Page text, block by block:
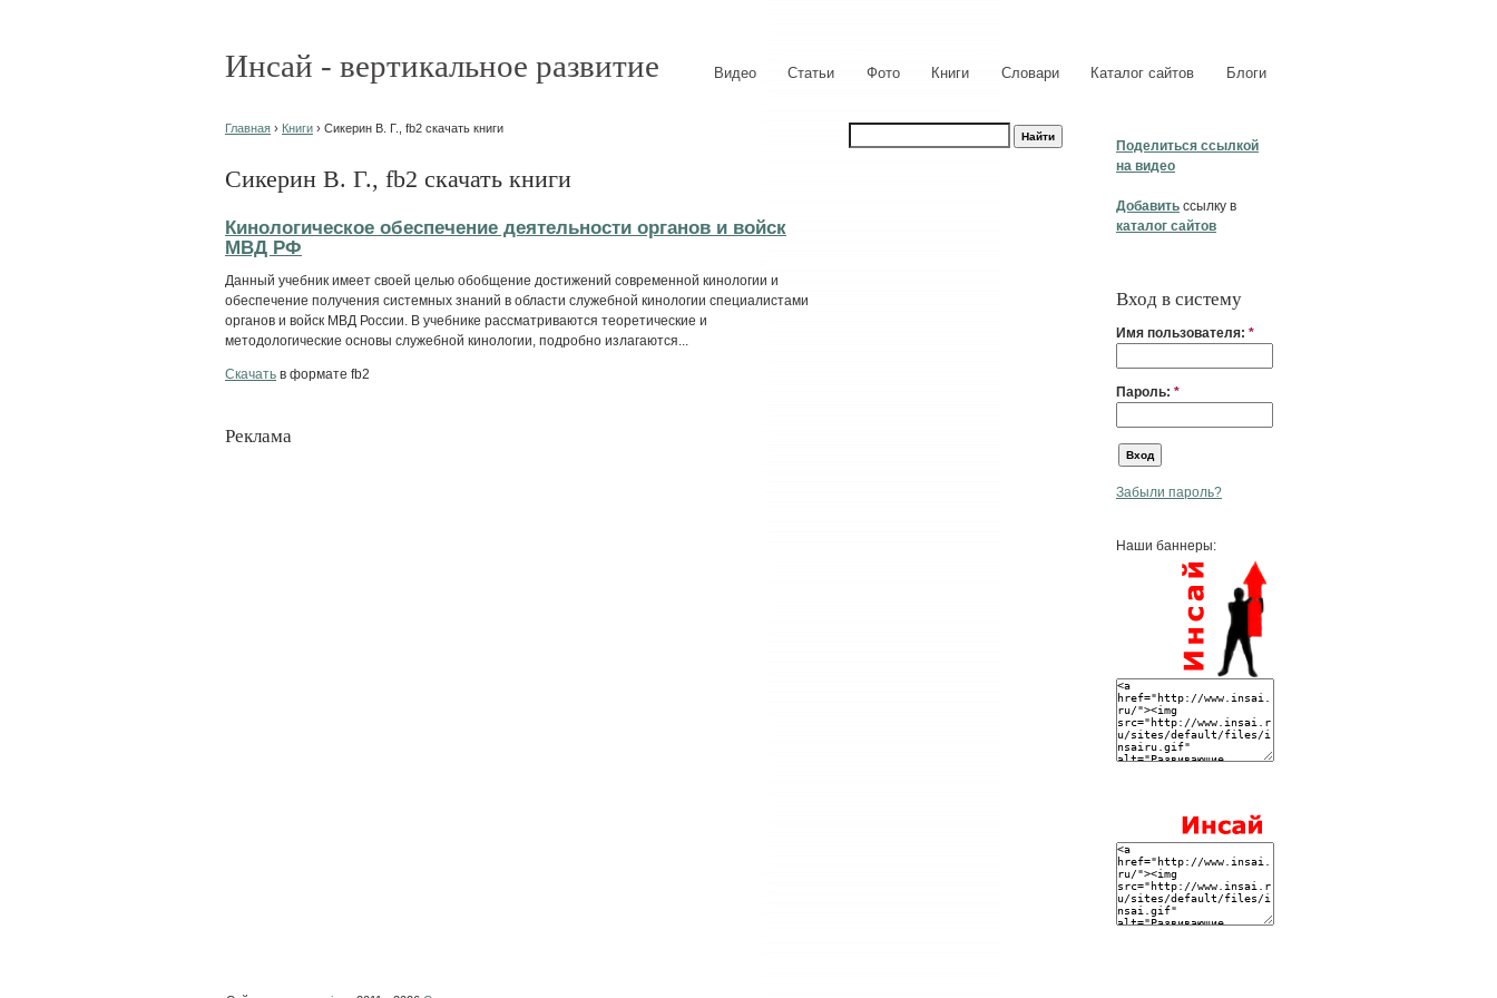
Инсай - вертикальное развитие Видео Статьи Фото Книги Словари Каталог сайтов Блоги
Поделиться ссылкой
на видео
Добавить ссылку в
каталог сайтов
Вход в систему
Имя пользователя: *
Пароль: *
Забыли пароль?
Наши баннеры:
Главная › Книги › Сикерин В. Г., fb2 скачать книги
Сикерин В. Г., fb2 скачать книги
Кинологическое обеспечение деятельности органов и войск
МВД РФ
Данный учебник имеет своей целью обобщение достижений современной кинологии и
обеспечение получения системных знаний в области служебной кинологии специалистами
органов и войск МВД России. В учебнике рассматриваются теоретические и
методологические основы служебной кинологии, подробно излагаются...
Скачать в формате fb2
Реклама